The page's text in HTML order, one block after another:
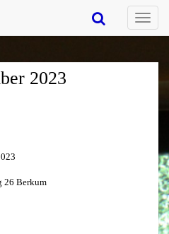
Toggle
2023
26 Berkum